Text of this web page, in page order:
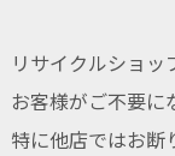
リサイクルショッ
お客様がご不要に
特に他店ではお断